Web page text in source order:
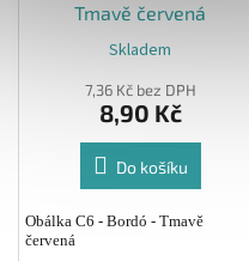
Tmavě červená
Skladem
7,36 Kč bez DPH
8,90 Kč
Do košíku
Obálka C6 - Bordó - Tmavě
červená